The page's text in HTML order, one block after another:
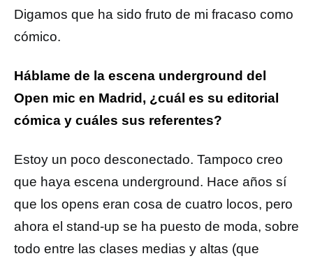
Digamos que ha sido fruto de mi fracaso como
cómico.
Háblame de la escena underground del
Open mic en Madrid, ¿cuál es su editorial
cómica y cuáles sus referentes?
Estoy un poco desconectado. Tampoco creo
que haya escena underground. Hace años sí
que los opens eran cosa de cuatro locos, pero
ahora el stand-up se ha puesto de moda, sobre
todo entre las clases medias y altas (que